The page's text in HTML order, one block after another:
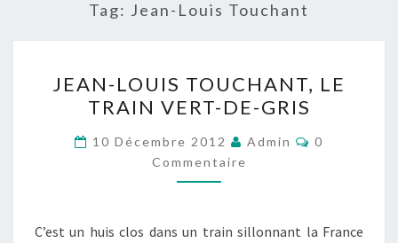
Tag: Jean-Louis Touchant
LOUIS
TOUCHANT,
LE
TRAIN
VERT-
GRIS
JEAN-LOUIS TOUCHANT, LE
TRAIN VERT-DE-GRIS
10 Décembre 2012 Admin
0
Commentaire
C’est un huis clos dans un train sillonnant la France